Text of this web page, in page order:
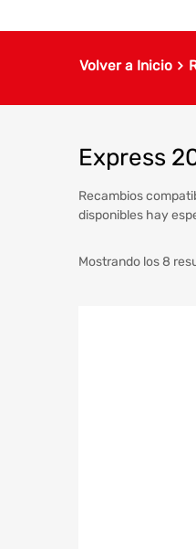
Volver a Inicio
Express
Recambios
disponibles hay
Mostrando los 8